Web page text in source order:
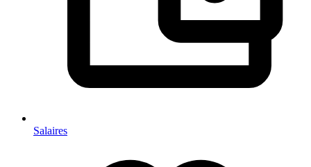
Salaires